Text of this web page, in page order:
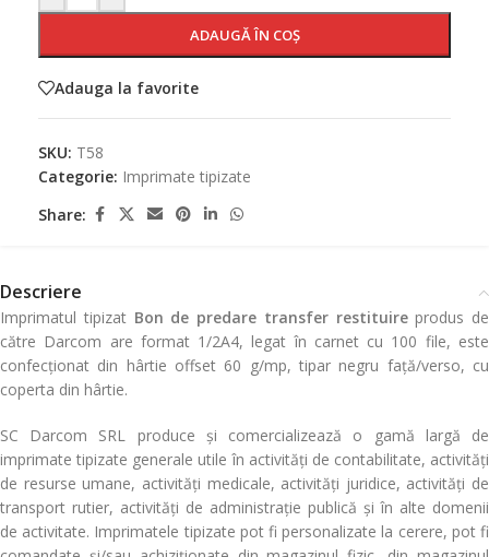
ADAUGĂ ÎN COȘ
Adauga la favorite
SKU: T58
Categorie: Imprimate tipizate
Share:
Descriere
Imprimatul tipizat Bon de predare transfer restituireprodus de
către Darcom are format 1/2A4, legat în carnet cu 100 file, este
confecționat din hârtie offset 60 g/mp, tipar negru față/verso, cu
coperta din hârtie.
SC Darcom SRL produce și comercializează o gamă largă de
imprimate tipizate generale utile în activități de contabilitate, activități
de resurse umane, activități medicale, activități juridice, activități de
transport rutier, activități de administrație publică și în alte domenii
de activitate. Imprimatele tipizate pot fi personalizate la cerere, pot fi